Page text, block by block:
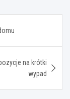
na krótki
wypad